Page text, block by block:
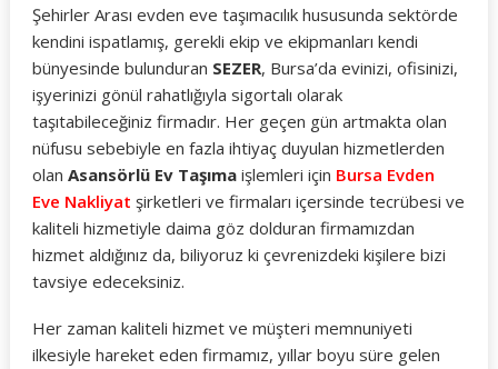
Şehirler Arası evden eve taşımacılık hususunda sektörde
kendini ispatlamış, gerekli ekip ve ekipmanları kendi
bünyesinde bulunduran SEZER, Bursa’da evinizi, ofisinizi,
işyerinizi gönül rahatlığıyla sigortalı olarak
taşıtabileceğiniz firmadır. Her geçen gün artmakta olan
nüfusu sebebiyle en fazla ihtiyaç duyulan hizmetlerden
olan Asansörlü Ev Taşımaişlemleri için Bursa Evden
Eve Nakliyat şirketleri ve firmaları içersinde tecrübesi ve
kaliteli hizmetiyle daima göz dolduran firmamızdan
hizmet aldığınız da, biliyoruz ki çevrenizdeki kişilere bizi
tavsiye edeceksiniz.
Her zaman kaliteli hizmet ve müşteri memnuniyeti
ilkesiyle hareket eden firmamız, yıllar boyu süre gelen